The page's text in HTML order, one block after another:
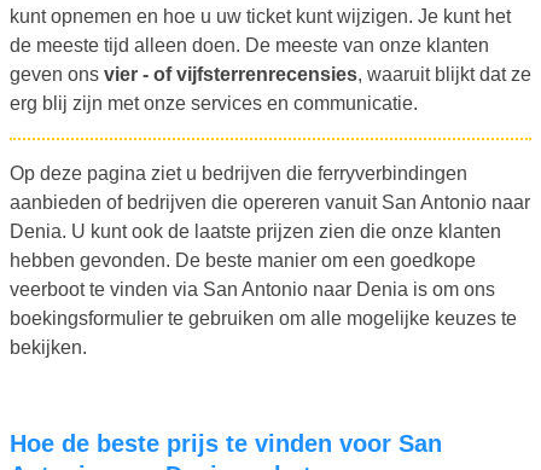
kunt opnemen en hoe u uw ticket kunt wijzigen. Je kunt het
de meeste tijd alleen doen. De meeste van onze klanten
geven ons vier - of vijfsterrenrecensies, waaruit blijkt dat ze
erg blij zijn met onze services en communicatie.
Op deze pagina ziet u bedrijven die ferryverbindingen
aanbieden of bedrijven die opereren vanuit San Antonio naar
Denia. U kunt ook de laatste prijzen zien die onze klanten
hebben gevonden. De beste manier om een goedkope
veerboot te vinden via San Antonio naar Denia is om ons
boekingsformulier te gebruiken om alle mogelijke keuzes te
bekijken.
Hoe de beste prijs te vinden voor San